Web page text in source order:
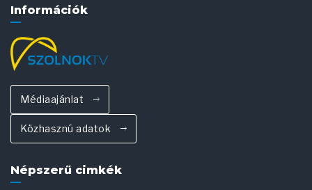
Információk
Médiaajánlat
Közhasznú adatok
Népszerű cimkék